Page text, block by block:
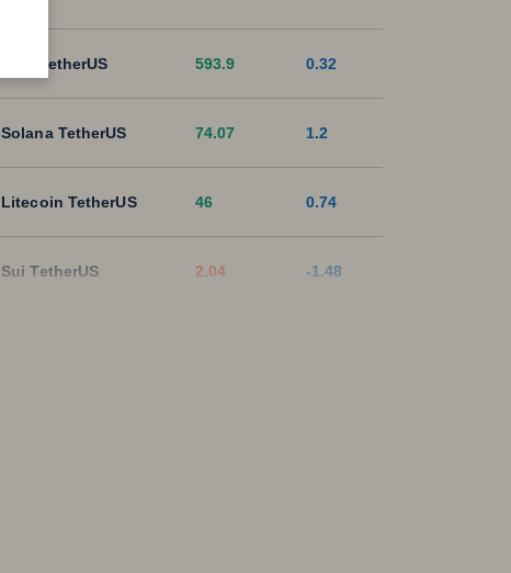
BNB TetherUS 593.9 0.32
Solana TetherUS 74.07 1.2
Litecoin TetherUS 46 0.74
Sui TetherUS 2.04 -1.48